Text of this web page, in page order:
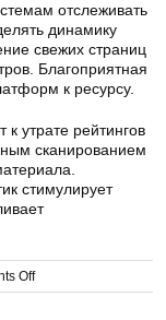
отслеживать
динамику
свежих страниц
Благоприятная
к ресурсу.
утрате рейтингов
сканированием
стимулирует
Offon
Как